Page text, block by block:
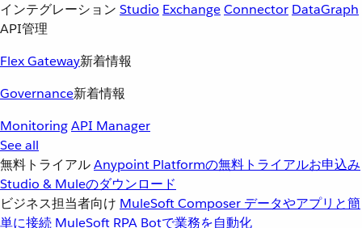
インテグレーション Studio ExchangeConnector DataGraph
API管理
Flex Gateway新着情報
Governance新着情報
MonitoringAPI Manager
See all
無料トライアルAnypoint Platformの無料トライアルお申込み
Studio & Muleのダウンロード
ビジネス担当者向け MuleSoft Composer データやアプリと簡
単に接続 MuleSoft RPA Botで業務を自動化